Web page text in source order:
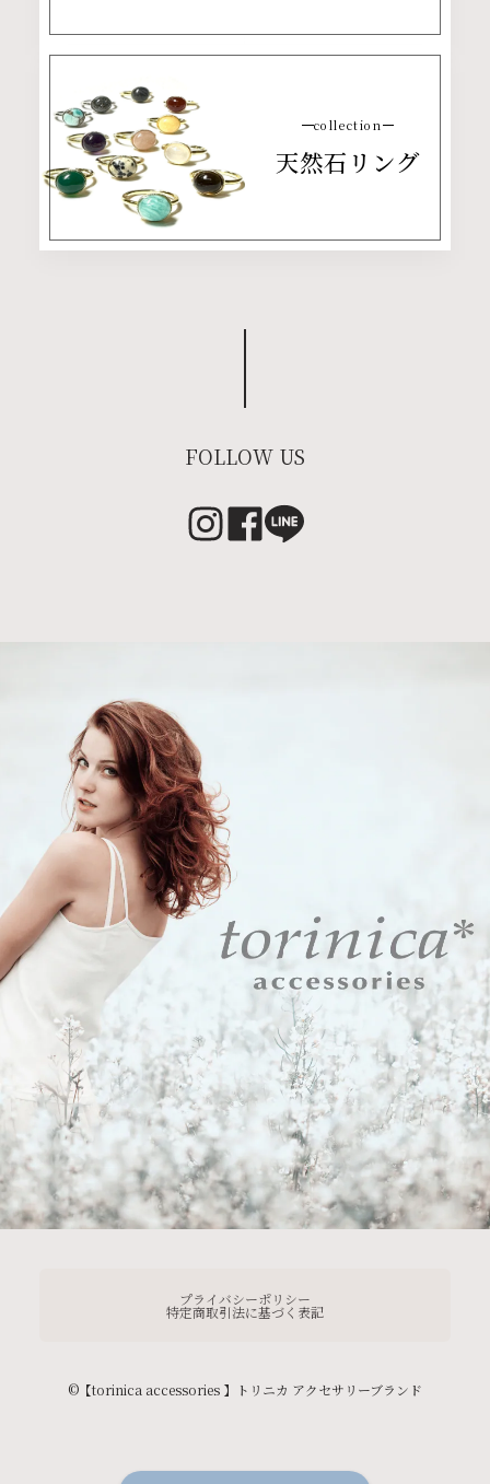
collection
天然石リング
FOLLOW US
プライバシーポリシー
特定商取引法に基づく表記
©︎【torinica accessories 】トリニカ アクセサリーブランド